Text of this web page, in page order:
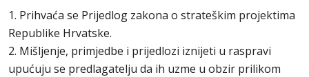
1. Prihvaća se Prijedlog zakona o strateškim projektima
Republike Hrvatske.
2. Mišljenje, primjedbe i prijedlozi iznijeti u raspravi
upućuju se predlagatelju da ih uzme u obzir prilikom